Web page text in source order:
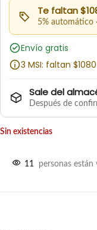
Te faltan
5% automático
Envío gratis
3 MSI: faltan $1080
Sale del
Después de
Sin existencias
11 personas